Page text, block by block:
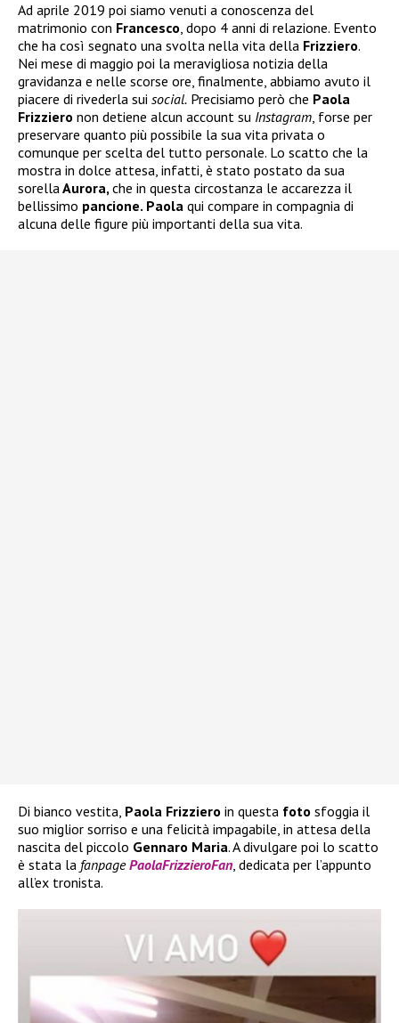
Ad aprile 2019 poi siamo venuti a conoscenza del
matrimonio con Francesco, dopo 4 anni di relazione. Evento
che ha così segnato una svolta nella vita della Frizziero.
Nei mese di maggio poi la meravigliosa notizia della
gravidanza e nelle scorse ore, finalmente, abbiamo avuto il
piacere di rivederla sui social. Precisiamo però che Paola
Frizziero non detiene alcun account su Instagram, forse per
preservare quanto più possibile la sua vita privata o
comunque per scelta del tutto personale. Lo scatto che la
mostra in dolce attesa, infatti, è stato postato da sua
sorellaAurora,che in questa circostanza le accarezza il
bellissimo pancione. Paola qui compare in compagnia di
alcuna delle figure più importanti della sua vita.
Di bianco vestita, Paola Frizziero in questa foto sfoggia il
suo miglior sorriso e una felicità impagabile, in attesa della
nascita del piccolo Gennaro Maria. A divulgare poi lo scatto
è stata la fanpage PaolaFrizzieroFan, dedicata per l’appunto
all’ex tronista.